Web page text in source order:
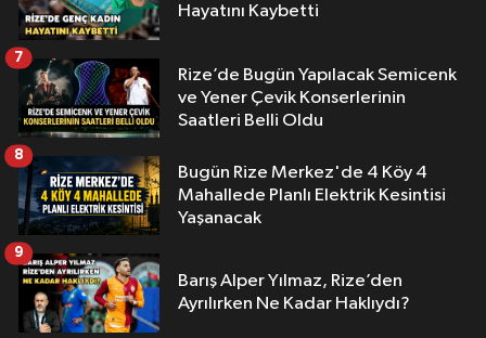
Hayatını Kaybetti
Rize’de Bugün Yapılacak Semicenk
ve Yener Çevik Konserlerinin
Saatleri Belli Oldu
7
Bugün Rize Merkez'de 4 Köy 4
Mahallede Planlı Elektrik Kesintisi
Yaşanacak
8
Barış Alper Yılmaz, Rize’den
Ayrılırken Ne Kadar Haklıydı?
9